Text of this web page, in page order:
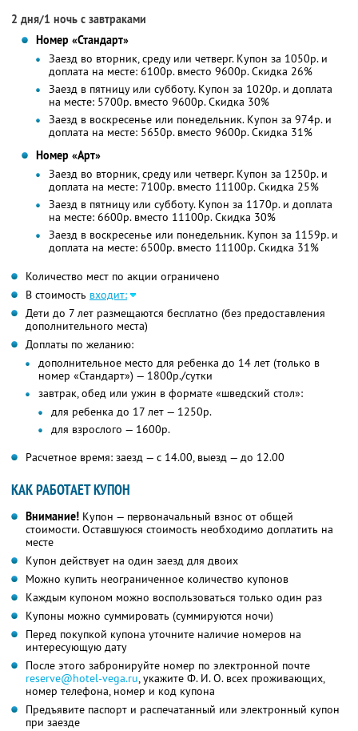
2 дня/1 ночь с завтраками
Номер «Стандарт»
Заезд во вторник, среду или четверг. Купон за 1050р. и
доплата на месте: 6100р. вместо 9600р.Скидка 26%
Заезд в пятницу или субботу. Купон за 1020р. и доплата
на месте: 5700р. вместо 9600р.Скидка 30%
Заезд в воскресенье или понедельник. Купон за 974р. и
доплата на месте: 5650р. вместо 9600р.Скидка 31%
Номер «Арт»
Заезд во вторник, среду или четверг. Купон за 1250р. и
доплата на месте: 7100р. вместо 11100р.Скидка 25%
Заезд в пятницу или субботу. Купон за 1170р. и доплата
на месте: 6600р. вместо 11100р.Скидка 30%
Заезд в воскресенье или понедельник. Купон за 1159р. и
доплата на месте: 6500р. вместо 11100р.Скидка 31%
Количество мест по акции ограничено
В стоимость входит:
Дети до 7 лет размещаются бесплатно (без предоставления
дополнительного места)
Доплаты по желанию:
дополнительное место для ребенка до 14 лет (только в
номер «Стандарт») — 1800р./сутки
завтрак, обед или ужин в формате «шведский стол»:
для ребенка до 17 лет — 1250р.
для взрослого — 1600р.
Расчетное время: заезд — с 14.00, выезд — до 12.00
КАК РАБОТАЕТ КУПОН
Внимание! Купон — первоначальный взнос от общей
стоимости. Оставшуюся стоимость необходимо доплатить на
месте
Купон действует на один заезд для двоих
Можно купить неограниченное количество купонов
Каждым купоном можно воспользоваться только один раз
Купоны можно суммировать (суммируются ночи)
Перед покупкой купона уточните наличие номеров на
интересующую дату
После этого забронируйте номер по электронной почте
reserve@hotel-vega.ru,укажите Ф. И. О.всех проживающих,
номер телефона, номер и код купона
Предъявите паспорт и распечатанный или электронный купон
при заезде